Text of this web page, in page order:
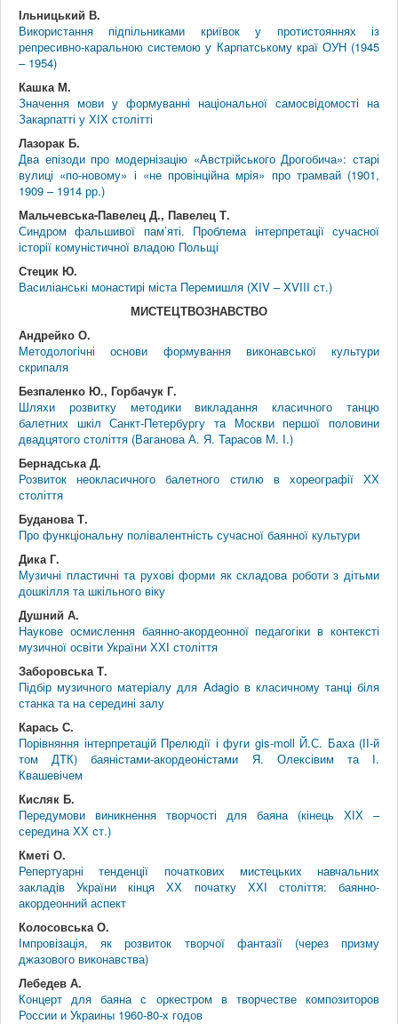
Ільницький В.
Використання підпільниками криївок у протистояннях із
репресивно-каральною системою у Карпатському краї ОУН (1945
– 1954)
Кашка М.
Значення мови у формуванні національної самосвідомості на
Закарпатті у ХІХ столітті
Лазорак Б.
Два епізоди про модернізацію «Австрійського Дрогобича»: старі
вулиці «по-новому» і «не провінційна мрія» про трамвай (1901,
1909 – 1914 рр.)
Мальчевська-Павелец Д., Павелец Т.
Синдром фальшивої пам’яті. Проблема інтерпретації сучасної
історії комуністичної владою Польщі
Стецик Ю.
Василіанські монастирі міста Перемишля (XIV – XVIII ст.)
МИСТЕЦТВОЗНАВСТВО
Андрейко О.
Методологічні основи формування виконавської культури
скрипаля
Безпаленко Ю., Горбачук Г.
Шляхи розвитку методики викладання класичного танцю
балетних шкіл Санкт-Петербургу та Москви першої половини
двадцятого століття (Ваганова А. Я. Тарасов М. І.)
Бернадська Д.
Розвиток неокласичного балетного стилю в хореографії ХХ
століття
Буданова Т.
Про функціональну полівалентність сучасної баянної культури
Дика Г.
Музичні пластичні та рухові форми як складова роботи з дітьми
дошкілля та шкільного віку
Душний А.
Наукове осмислення баянно-акордеонної педагогіки в контексті
музичної освіти України ХХІ століття
Заборовська Т.
Підбір музичного матеріалу для Adagio в класичному танці біля
станка та на середині залу
Карась С.
Порівняння інтерпретацій Прелюдії і фуги gis-moll Й.С. Баха (ІІ-й
том ДТК) баяністами-акордеоністами Я. Олексівим та І.
Квашевічем
Кисляк Б.
Передумови виникнення творчості для баяна (кінець ХІХ –
середина ХХ ст.)
Кметі О.
Репертуарні тенденції початкових мистецьких навчальних
закладів України кінця ХХ початку ХХІ століття: баянно-
акордеонний аспект
Колосовська О.
Імпровізація, як розвиток творчої фантазії (через призму
джазового виконавства)
Лебедев А.
Концерт для баяна с оркестром в творчестве композиторов
России и Украины 1960-80-х годов